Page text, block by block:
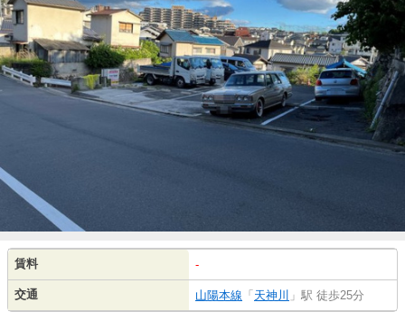
賃料 -
交通 山陽本線 「 天神川 」駅 徒歩25分